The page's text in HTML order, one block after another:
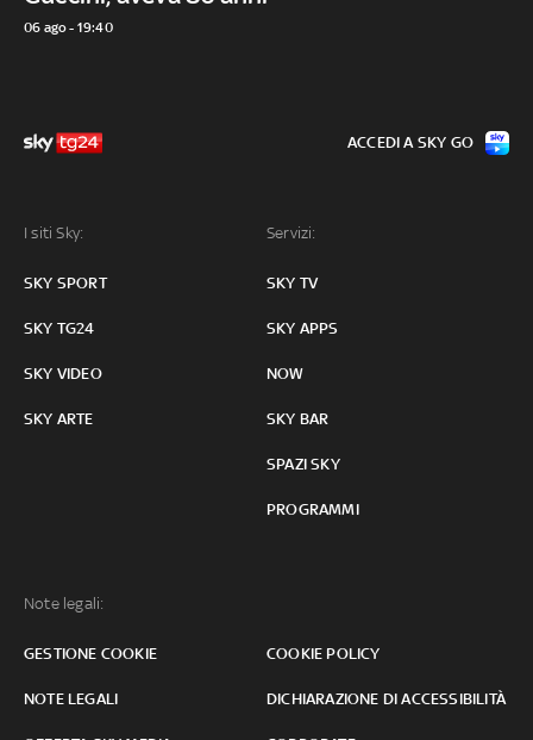
06 ago - 19:40
I siti Sky:
SKY SPORT
SKY TG24
SKY VIDEO
SKY ARTE
Servizi:
SKY TV
SKY APPS
NOW
SKY BAR
SPAZI SKY
PROGRAMMI
Note legali:
GESTIONE COOKIE COOKIE POLICY
NOTE LEGALI DICHIARAZIONE DI ACCESSIBILITÀ
ACCEDI A SKY GO